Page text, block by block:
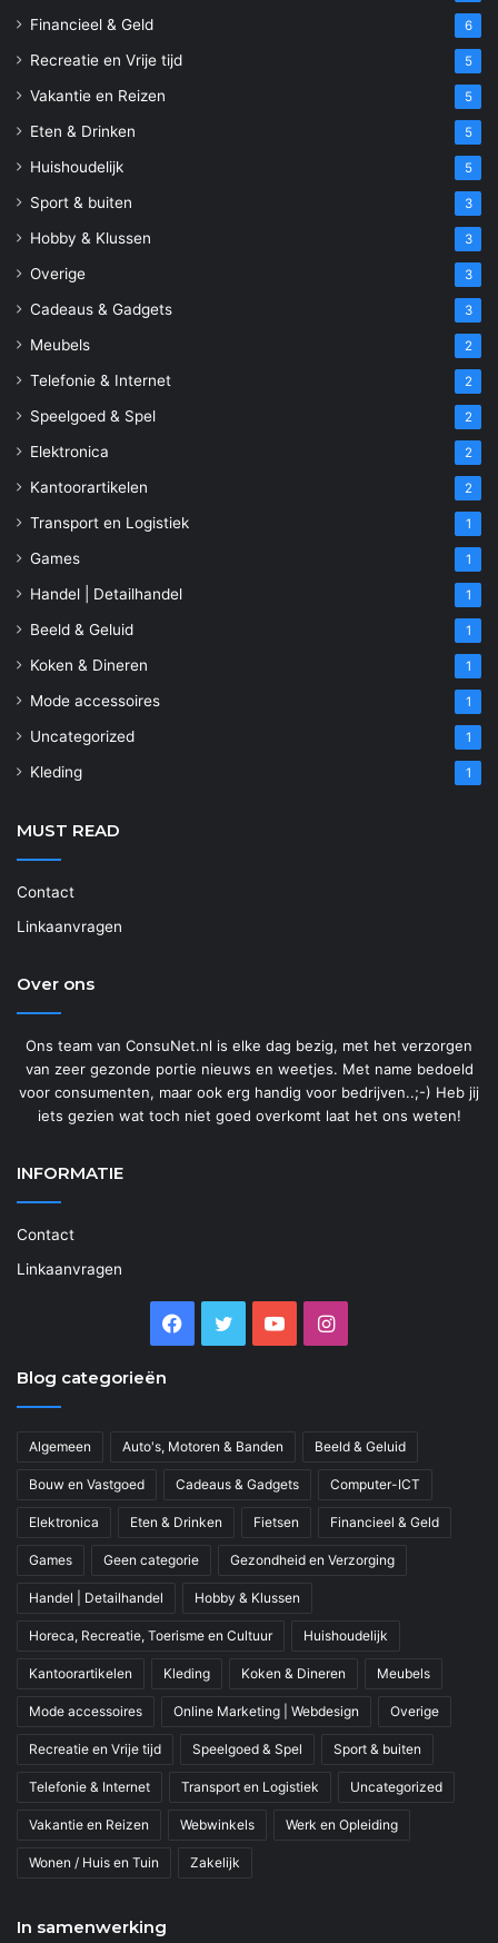
Financieel & Geld 6
Recreatie en Vrije tijd 5
Vakantie en Reizen 5
Eten & Drinken 5
Huishoudelijk 5
Sport & buiten 3
Hobby & Klussen 3
Overige 3
Cadeaus & Gadgets 3
Meubels 2
Telefonie & Internet 2
Speelgoed & Spel 2
Elektronica 2
Kantoorartikelen 2
Transport en Logistiek 1
Games 1
Handel | Detailhandel 1
Beeld & Geluid 1
Koken & Dineren 1
Mode accessoires 1
Uncategorized 1
Kleding 1
MUST READ
Contact
Linkaanvragen
Over ons
Ons team van ConsuNet.nl is elke dag bezig, met het verzorgen
van zeer gezonde portie nieuws en weetjes. Met name bedoeld
voor consumenten, maar ook erg handig voor bedrijven..;-) Heb jij
iets gezien wat toch niet goed overkomt laat het ons weten!
INFORMATIE
Contact
Linkaanvragen
Facebook
Twitter YouTubeInstagram
Blog categorieën
Algemeen Auto's, Motoren & Banden Beeld & Geluid
Bouw en Vastgoed Cadeaus & Gadgets Computer-ICT
Elektronica Eten & Drinken Fietsen Financieel & Geld
Games Geen categorie Gezondheid en Verzorging
Handel | Detailhandel Hobby & Klussen
Horeca, Recreatie, Toerisme en Cultuur Huishoudelijk
Kantoorartikelen Kleding Koken & Dineren Meubels
Mode accessoires Online Marketing | Webdesign Overige
Recreatie en Vrije tijd Speelgoed & Spel Sport & buiten
Telefonie & Internet Transport en Logistiek Uncategorized
Vakantie en Reizen Webwinkels Werk en Opleiding
Wonen / Huis en Tuin Zakelijk
In samenwerking